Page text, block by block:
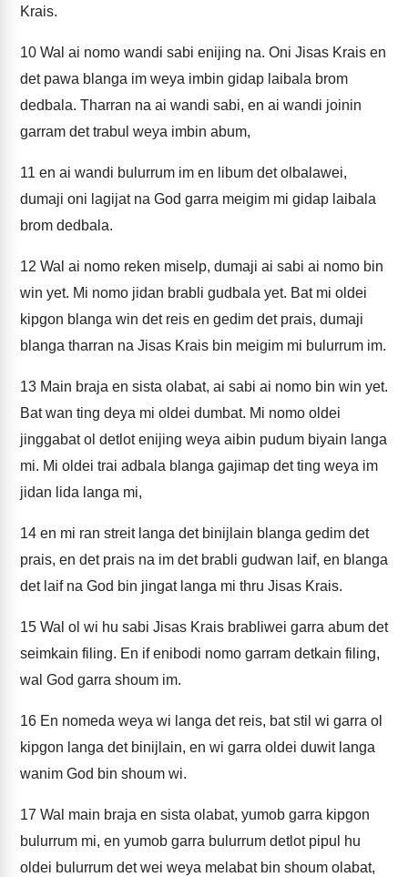
Krais.
10 Wal ai nomo wandi sabi enijing na. Oni Jisas Krais en
det pawa blanga im weya imbin gidap laibala brom
dedbala. Tharran na ai wandi sabi, en ai wandi joinin
garram det trabul weya imbin abum,
11 en ai wandi bulurrum im en libum det olbalawei,
dumaji oni lagijat na God garra meigim mi gidap laibala
brom dedbala.
12 Wal ai nomo reken miselp, dumaji ai sabi ai nomo bin
win yet. Mi nomo jidan brabli gudbala yet. Bat mi oldei
kipgon blanga win det reis en gedim det prais, dumaji
blanga tharran na Jisas Krais bin meigim mi bulurrum im.
13 Main braja en sista olabat, ai sabi ai nomo bin win yet.
Bat wan ting deya mi oldei dumbat. Mi nomo oldei
jinggabat ol detlot enijing weya aibin pudum biyain langa
mi. Mi oldei trai adbala blanga gajimap det ting weya im
jidan lida langa mi,
14 en mi ran streit langa det binijlain blanga gedim det
prais, en det prais na im det brabli gudwan laif, en blanga
det laif na God bin jingat langa mi thru Jisas Krais.
15 Wal ol wi hu sabi Jisas Krais brabliwei garra abum det
seimkain filing. En if enibodi nomo garram detkain filing,
wal God garra shoum im.
16 En nomeda weya wi langa det reis, bat stil wi garra ol
kipgon langa det binijlain, en wi garra oldei duwit langa
wanim God bin shoum wi.
17 Wal main braja en sista olabat, yumob garra kipgon
bulurrum mi, en yumob garra bulurrum detlot pipul hu
oldei bulurrum det wei weya melabat bin shoum olabat,